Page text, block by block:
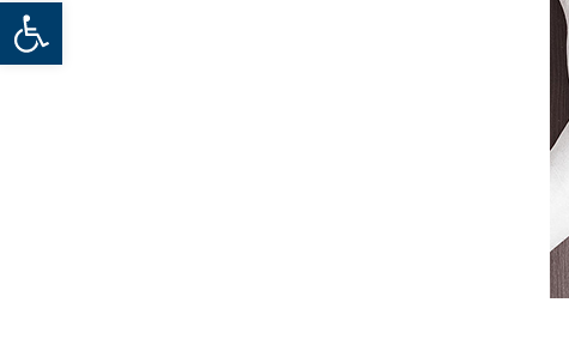
Werkzeugleiste öffnen